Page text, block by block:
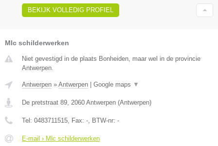
BEKIJK VOLLEDIG PROFIEL
Mlc schilderwerken
Niet gevestigd in de plaats Bonheiden, maar wel in de provincie
Antwerpen.
Antwerpen » Antwerpen Google maps ▼
De pretstraat 89 2060 Antwerpen (Antwerpen)
Tel: 0483711515 , Fax: - , BTW-nr: -
E-mail › Mlc schilderwerken